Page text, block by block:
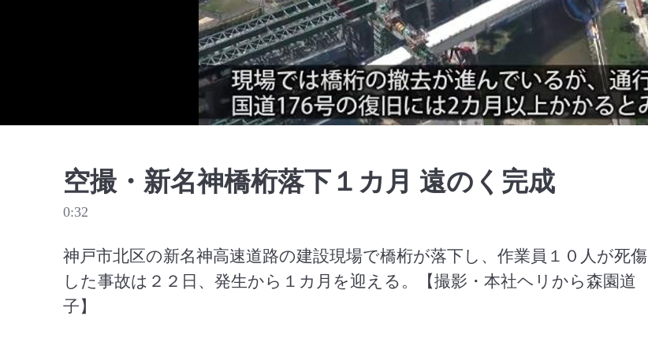
Video
空撮・新名神橋桁落下１カ月 遠のく完成
0:32
神戸市北区の新名神高速道路の建設現場で橋桁が落下し、作業員１０人が死傷
した事故は２２日、発生から１カ月を迎える。【撮影・本社ヘリから森園道
子】